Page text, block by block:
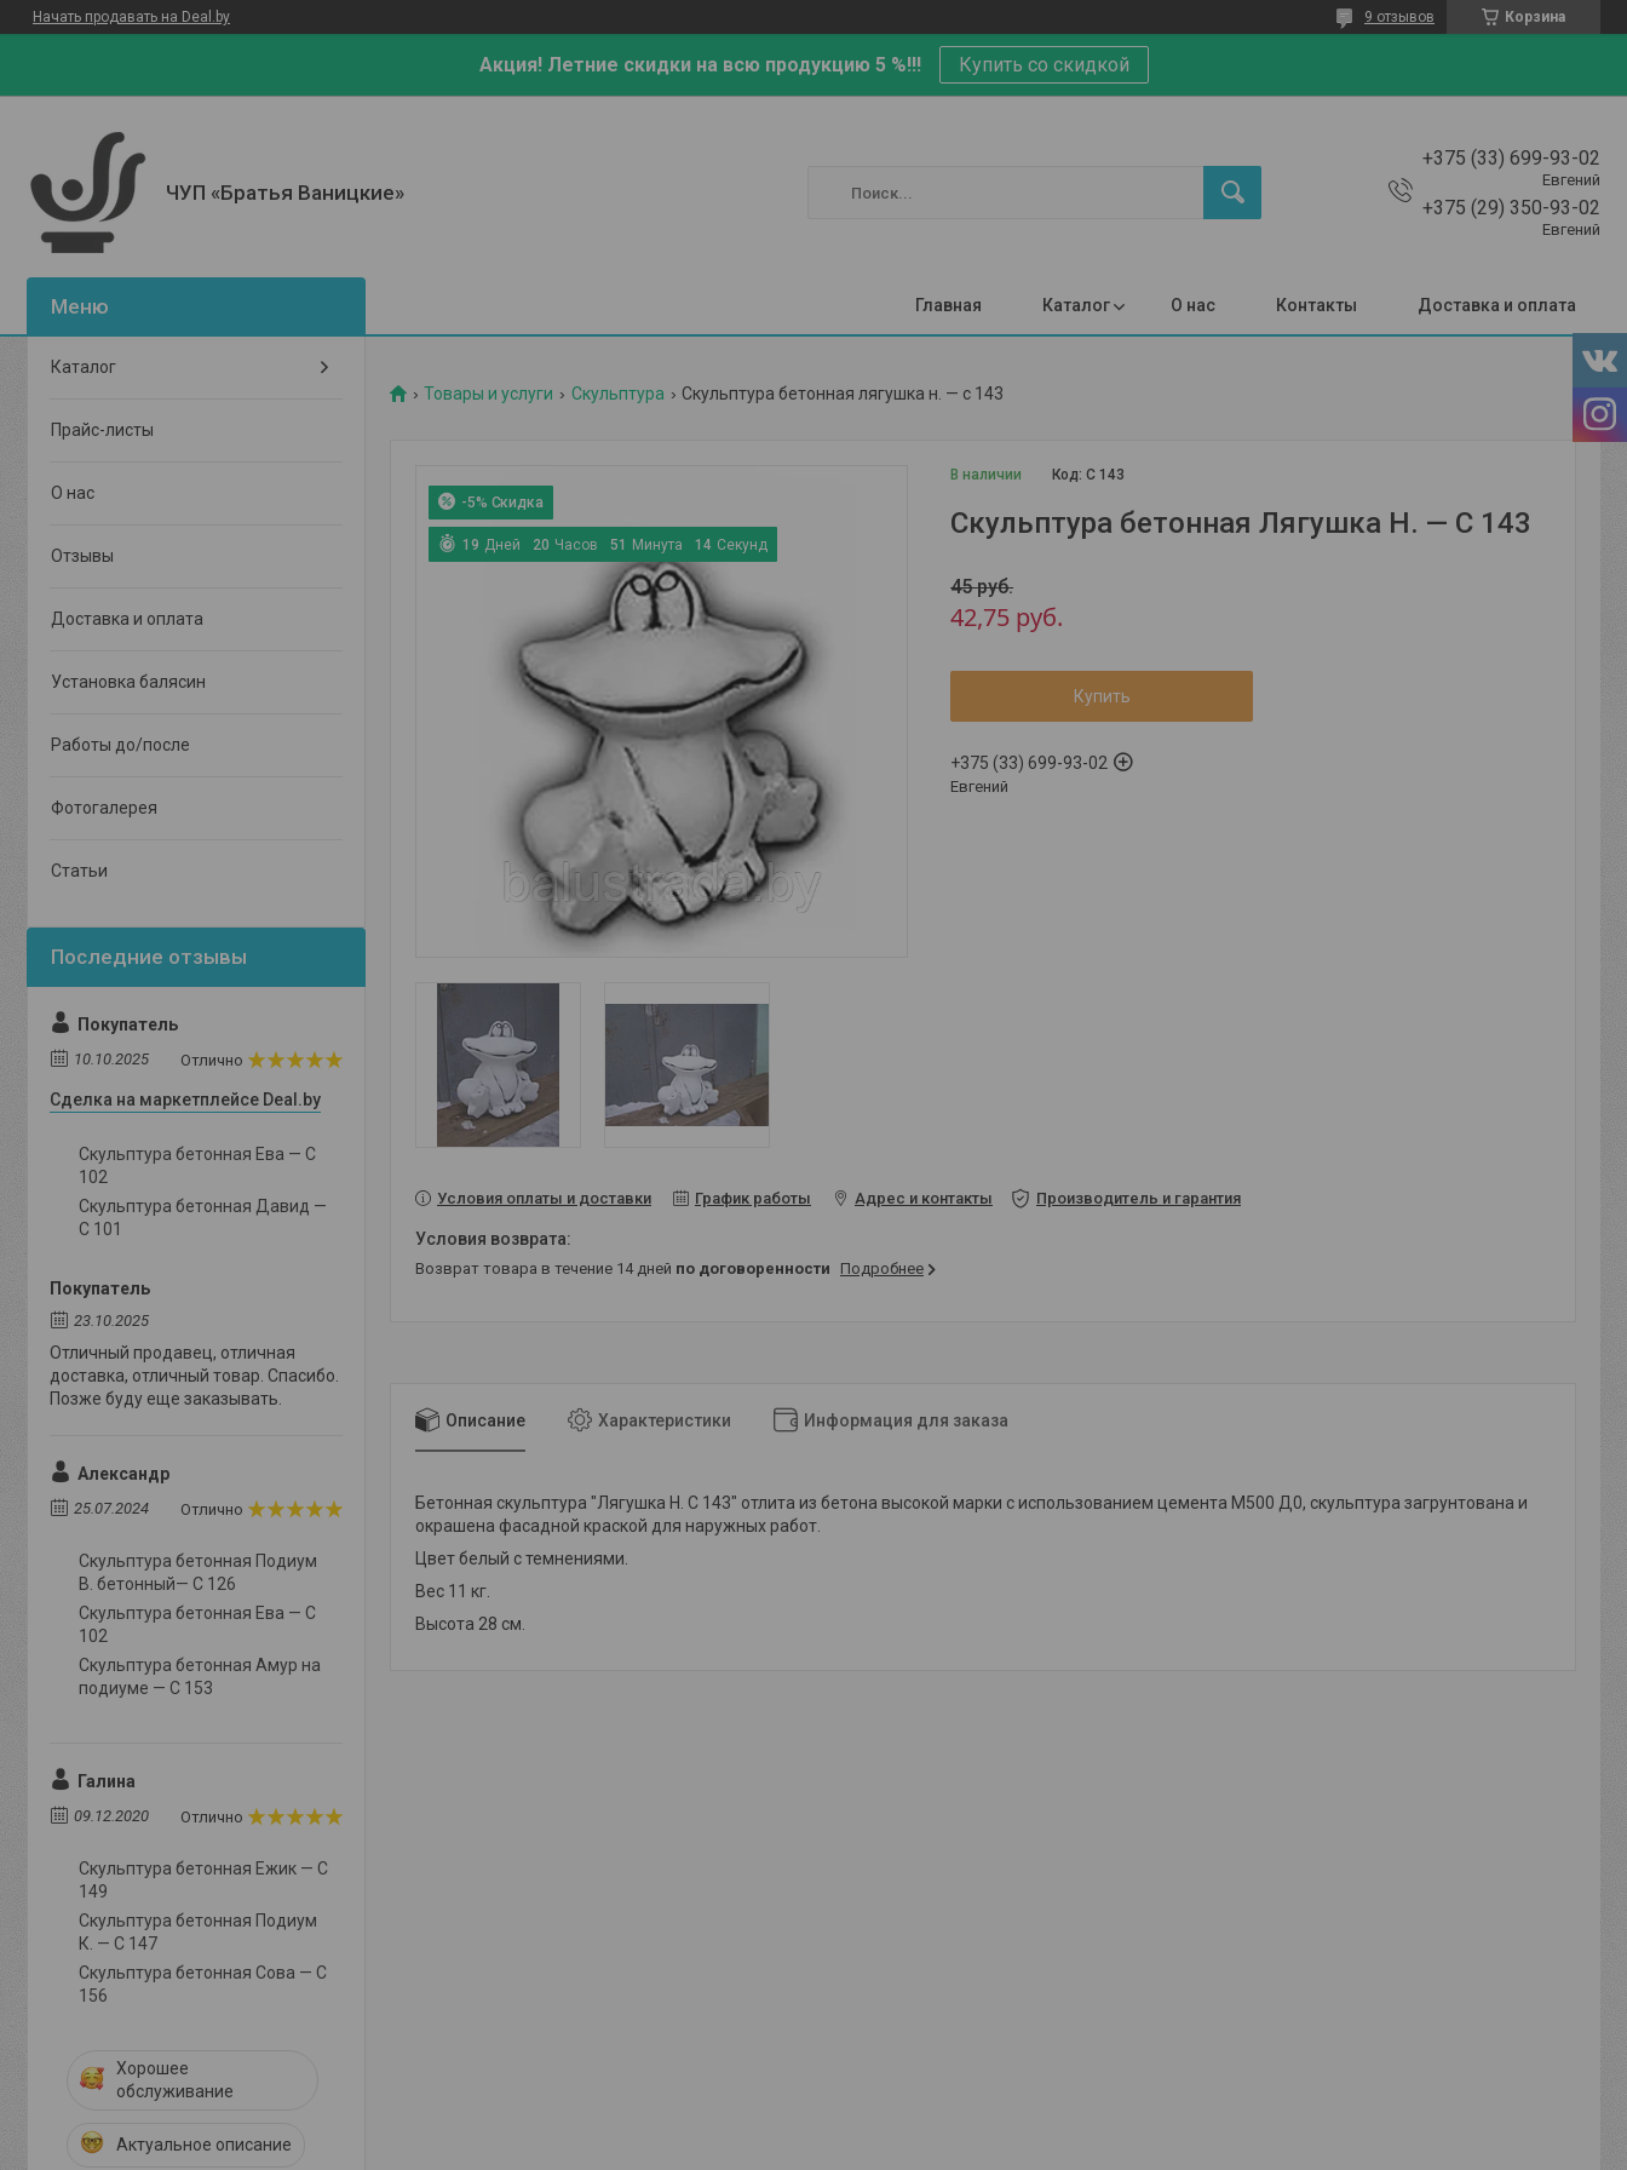
Начать продавать на Deal.by Корзина
9 отзывов
Акция! Летние скидки на всю продукцию 5 %!!! Купить со скидкой
ЧУП «Братья Ваницкие»
+375 (33) 699-93-02
Евгений
+375 (29) 350-93-02
Евгений
Главная Каталог О нас Контакты Доставка и оплата
Товары и услуги Скульптура Скульптура бетонная лягушка н. — с 143
-5%
1 9 Дней 20 Часов 51 Минута 1 4 Секунд
В наличии Код:С 143
Скульптура бетонная Лягушка Н. — С 143
45руб.
42,75 руб.
Купить
+375 (33) 699-93-02
Евгений
Условия оплаты и доставки График работы Адрес и контакты Производитель и гарантия
возврат товара в течение 14 дней по договоренности Подробнее
Описание Характеристики Информация для заказа
Бетонная скульптура "Лягушка Н. С 143" отлита из бетона высокой марки с использованием цемента М500 Д0, скульптура загрунтована и
окрашена фасадной краской для наружных работ.
Цвет белый с темнениями.
Вес 11 кг.
Высота 28 см.
Каталог
Прайс-листы
О нас
Отзывы
Доставка и оплата
Установка балясин
Работы до/после
Фотогалерея
Статьи
Покупатель
10.10.2025 Отлично
Сделка на маркетплейсе Deal.by
Скульптура бетонная Ева — С
102
Скульптура бетонная Давид —
С 101
Покупатель
23.10.2025
Отличный продавец, отличная
доставка, отличный товар. Спасибо.
Позже буду еще заказывать.
Александр
25.07.2024 Отлично
Скульптура бетонная Подиум
В. бетонный— С 126
Скульптура бетонная Ева — С
102
Скульптура бетонная Амур на
подиуме — С 153
Галина
09.12.2020 Отлично
Скульптура бетонная Ежик — С
149
Скульптура бетонная Подиум
К. — С 147
Скульптура бетонная Сова — С
156
Хорошее
обслуживание
Актуальное описание